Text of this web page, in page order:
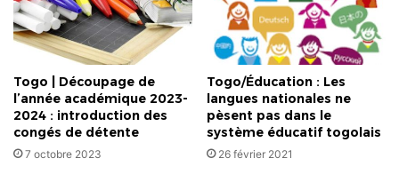
Togo | Découpage de
l’année académique 2023-
2024 : introduction des
congés de détente
7 octobre 2023
Togo/Éducation : Les
langues nationales ne
pèsent pas dans le
système éducatif togolais
26 février 2021